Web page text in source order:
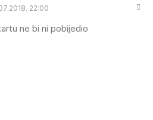
22:00
ne bi ni pobijedio